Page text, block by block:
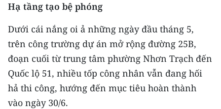
中文
FRANÇAIS
РУССКИЙ
ESPAÑOL
Hạ tầng tạo bệ phóng
Dưới cái nắng oi ả những ngày đầu tháng 5,
trên công trường dự án mở rộng đường 25B,
đoạn cuối từ trung tâm phường Nhơn Trạch đến
Quốc lộ 51, nhiều tốp công nhân vẫn đang hối
hả thi công, hướng đến mục tiêu hoàn thành
vào ngày 30/6.